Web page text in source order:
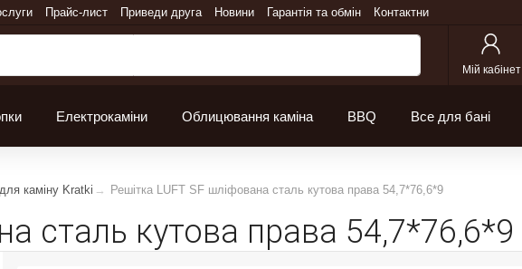
Прайс-лист Приведи друга Новини Гарантія та обмін Контактни
Мій кабінет
Електрокаміни Облицювання каміна BBQ Все для бані
каміну Kratki Решітка LUFT SF шліфована сталь кутова права 54,7*76,6*9
сталь кутова права 54,7*76,6*9